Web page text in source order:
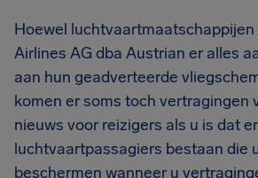
Hoewel
Airlines AG dba Austrian er alles
aan hun geadverteerde
komen er soms toch vertragingen
nieuws voor reizigers als u is dat
luchtvaartpassagiers bestaan die
beschermen wanneer u